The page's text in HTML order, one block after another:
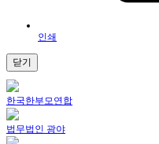
인쇄
닫기
한국한부모연합
법무법인 광야